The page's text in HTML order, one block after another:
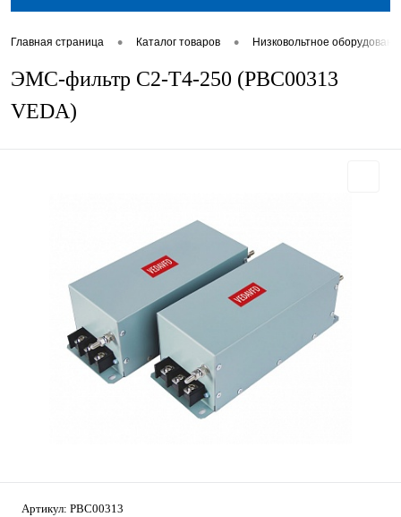
Главная страница • Каталог товаров • Низковольтное
ЭМС-фильтр C2-T4-250 (PBC00313
VEDA)
Артикул: PBC00313